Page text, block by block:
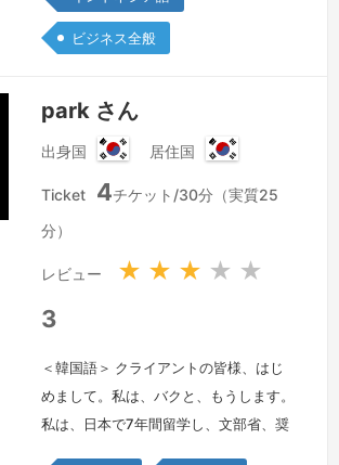
は英語を話すクライアントとインドネシ
ア語を話す作業者のコミュニケーション
ミナー、評議会のスピーチなど、大学関
連の通訳経験もあります。翻訳案件も多
数対…続きを見る »
ビジネス全般
park さん
出身国
韓
居住国
韓
Ticket 4チケット/30分（実質25
分）
レビュー ★ ★ ★ ★ ★
3
＜韓国語＞ クライアントの皆様、はじ
めまして。私は、バクと、もうします。
私は、日本で7年間留学し、文部省、奨